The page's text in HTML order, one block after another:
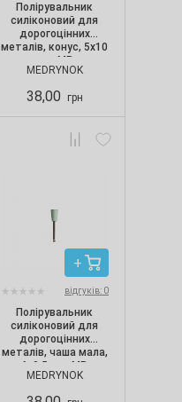
Полірувальник
силіконовий для
дорогоцінних
металів, конус, 5х10
мм, MR
MEDRYNOK
38,00 грн
відгуків: 0
Полірувальник
силіконовий для
дорогоцінних
металів, чаша мала,
6х9.5 мм, MR
MEDRYNOK